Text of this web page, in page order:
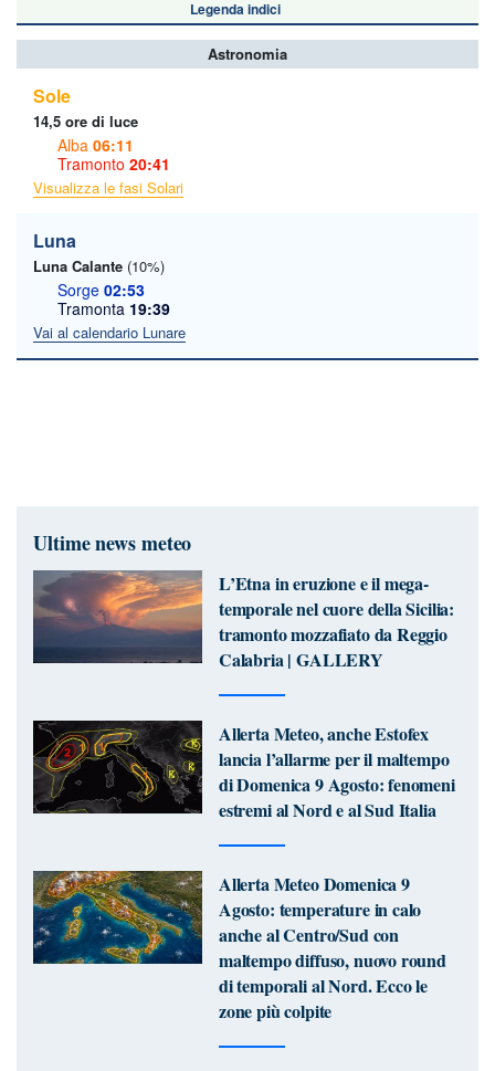
Legenda indici
Astronomia
Sole
14,5 ore di luce
Alba 06:11
Tramonto 20:41
Visualizza le fasi Solari
Luna
Luna Calante (10%)
Sorge 02:53
Tramonta 19:39
Vai al calendario Lunare
Ultime news meteo
L’Etna in eruzione e il mega-
temporale nel cuore della Sicilia:
tramonto mozzafiato da Reggio
Calabria | GALLERY
Allerta Meteo, anche Estofex
lancia l’allarme per il maltempo
di Domenica 9 Agosto: fenomeni
estremi al Nord e al Sud Italia
Allerta Meteo Domenica 9
Agosto: temperature in calo
anche al Centro/Sud con
maltempo diffuso, nuovo round
di temporali al Nord. Ecco le
zone più colpite